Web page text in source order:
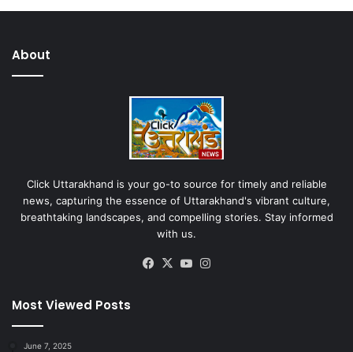
About
Click Uttarakhand is your go-to source for timely and reliable
news, capturing the essence of Uttarakhand's vibrant culture,
breathtaking landscapes, and compelling stories. Stay informed
with us.
Facebook
X YouTube
Most Viewed Posts
June 7, 2025